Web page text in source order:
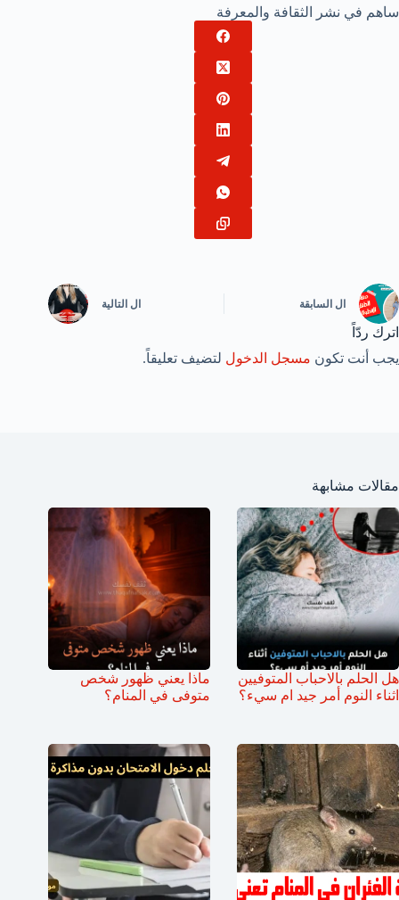
ساهم في نشر الثقافة والمعرفة
ال السابقة ال التالية
اترك ردّاً
يجب أنت تكون مسجل الدخول لتضيف تعليقاً.
مقالات مشابهة
هل الحلم بالاحباب المتوفيين
اثناء النوم أمر جيد ام سيء؟
ماذا يعني ظهور شخص
متوفى في المنام؟